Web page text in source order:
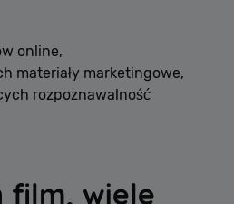
online,
materiały marketingowe,
rozpoznawalność
film, wiele